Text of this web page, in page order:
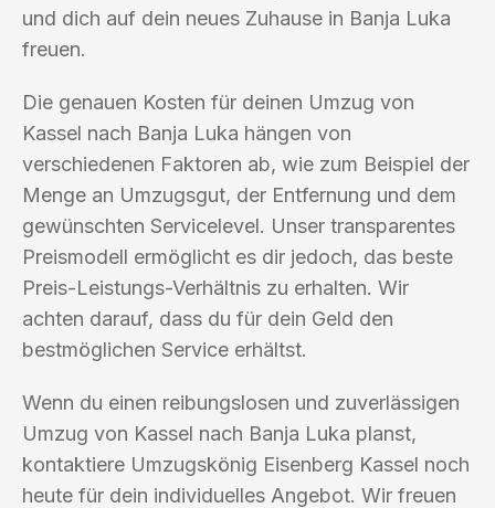
und dich auf dein neues Zuhause in Banja Luka
freuen.
Die genauen Kosten für deinen Umzug von
Kassel nach Banja Luka hängen von
verschiedenen Faktoren ab, wie zum Beispiel der
Menge an Umzugsgut, der Entfernung und dem
gewünschten Servicelevel. Unser transparentes
Preismodell ermöglicht es dir jedoch, das beste
Preis-Leistungs-Verhältnis zu erhalten. Wir
achten darauf, dass du für dein Geld den
bestmöglichen Service erhältst.
Wenn du einen reibungslosen und zuverlässigen
Umzug von Kassel nach Banja Luka planst,
kontaktiere Umzugskönig Eisenberg Kassel noch
heute für dein individuelles Angebot. Wir freuen